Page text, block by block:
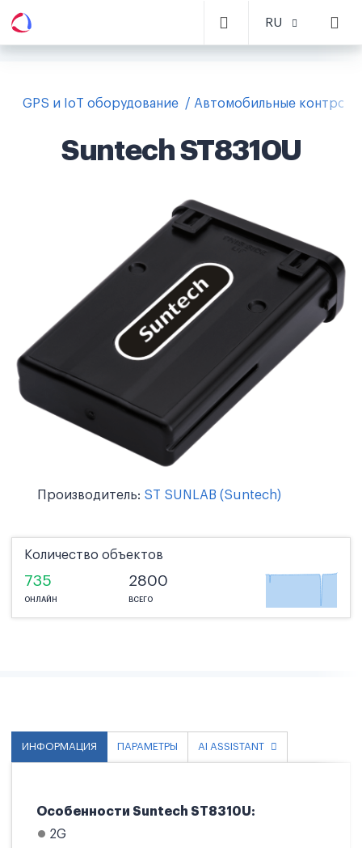
RU
GPS и IoT оборудование Автомобильные
Suntech ST8310U
Производитель: ST SUNLAB (Suntech)
Количество объектов
735
ОНЛАЙН
2800
ВСЕГО
ИНФОРМАЦИЯ ПАРАМЕТРЫ AI ASSISTANT
Особенности Suntech ST8310U:
2G